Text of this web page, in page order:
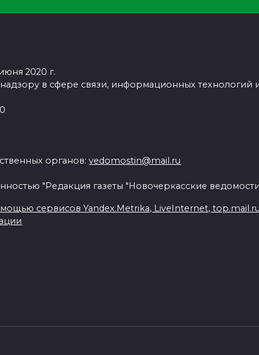
2020 г.
в сфере связи, информационных технологий
органов:vedomostin@mail.ru
"Редакция газеты "Новочеркасские
сервисов Yandex.Metrika, LiveInternet, top.mail.ru